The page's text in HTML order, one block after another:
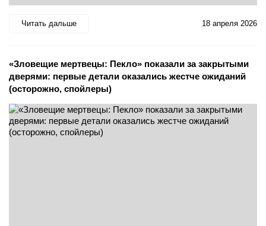
Читать дальше 18 апреля 2026
«Зловещие мертвецы: Пекло» показали за закрытыми
дверями: первые детали оказались жестче ожиданий
(осторожно, спойлеры)